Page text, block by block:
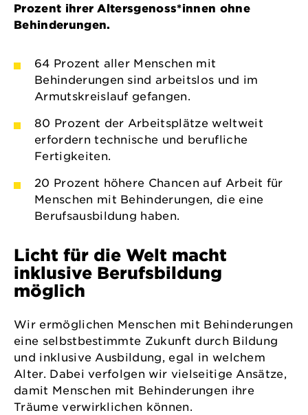
Prozent ihrer Altersgenoss*innen ohne
Behinderungen.
64 Prozent aller Menschen mit
Behinderungen sind arbeitslos und im
Armutskreislauf gefangen.
80 Prozent der Arbeitsplätze weltweit
erfordern technische und berufliche
Fertigkeiten.
20 Prozent höhere Chancen auf Arbeit für
Menschen mit Behinderungen, die eine
Berufsausbildung haben.
Licht für die Welt macht
inklusive Berufsbildung
möglich
Wir ermöglichen Menschen mit Behinderungen
eine selbstbestimmte Zukunft durch Bildung
und inklusive Ausbildung, egal in welchem
Alter. Dabei verfolgen wir vielseitige Ansätze,
damit Menschen mit Behinderungen ihre
Träume verwirklichen können.